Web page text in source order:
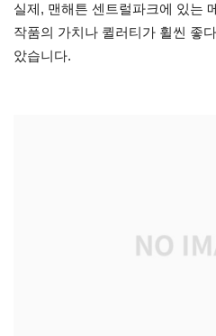
실제, 맨해튼 센트럴파크에 있는
작품의 가치나 퀼러티가 휠씬 좋
았습니다.